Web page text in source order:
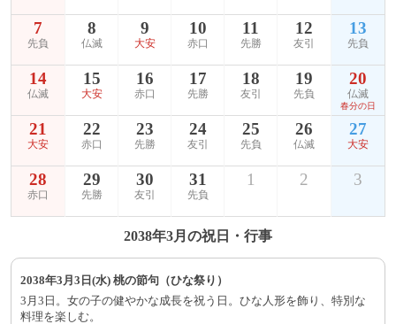
7
先負
8
仏滅
9
大安
10
赤口
11
先勝
12
友引
13
先負
14
仏滅
15
大安
16
赤口
17
先勝
18
友引
19
先負
20
仏滅
春分の日
21
大安
22
赤口
23
先勝
24
友引
25
先負
26
仏滅
27
大安
28
赤口
29
先勝
30
友引
31
先負
1 2 3
2038年3月の祝日・行事
2038年3月3日(水) 桃の節句（ひな祭り）
3月3日。女の子の健やかな成長を祝う日。ひな人形を飾り、特別な
料理を楽しむ。